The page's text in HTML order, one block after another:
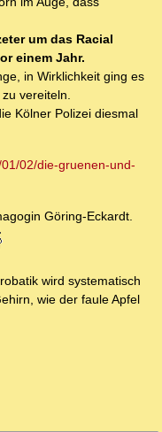
um das Racial
einem Jahr.
in Wirklichkeit ging es
vereiteln.
Kölner Polizei diesmal
02/die-gruenen-und-
Göring-Eckardt.
wird systematisch
wie der faule Apfel